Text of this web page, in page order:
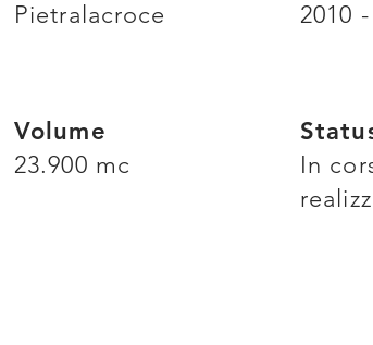
Pietralacroce
Volume
23.900 mc
2010
In